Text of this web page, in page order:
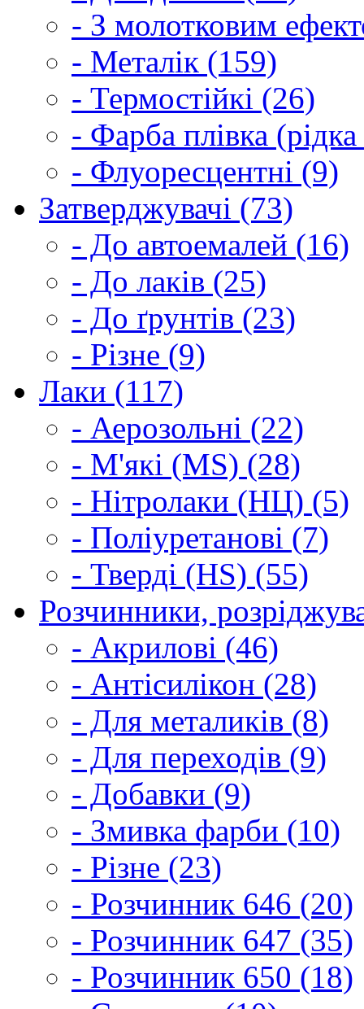
- З молотковим
- Металік (159)
- Термостійкі (26)
- Фарба плівка
- Флуоресцентні (9)
Затверджувачі (73)
- До автоемалей (16)
- До лаків (25)
- До ґрунтів (23)
- Різне (9)
Лаки (117)
- Аерозольні (22)
- М'які (MS) (28)
- Нітролаки (НЦ) (5)
- Поліуретанові (7)
- Тверді (HS) (55)
Розчинники,
- Акрилові (46)
- Антісилікон (28)
- Для металиків (8)
- Для переходів (9)
- Добавки (9)
- Змивка фарби (10)
- Різне (23)
- Розчинник 646 (20)
- Розчинник 647 (35)
- Розчинник 650 (18)